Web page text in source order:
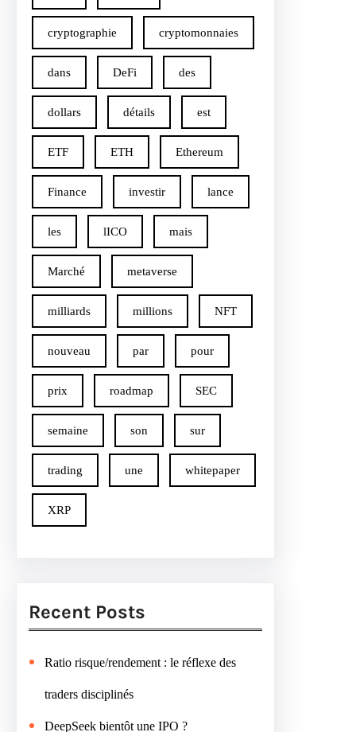
cryptographie cryptomonnaies
dans DeFi des
dollars détails est
ETF ETH Ethereum
Finance investir lance
les lICO mais
Marché metaverse
milliards millions NFT
nouveau par pour
prix roadmap SEC
semaine son sur
trading une whitepaper
XRP
Recent Posts
Ratio risque/rendement : le réflexe des
traders disciplinés
DeepSeek bientôt une IPO ?